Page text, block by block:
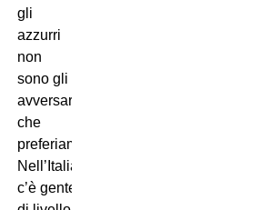
gli
azzurri
non
sono gli
avversari
che
preferiamo.
Nell’Italia
c’è gente